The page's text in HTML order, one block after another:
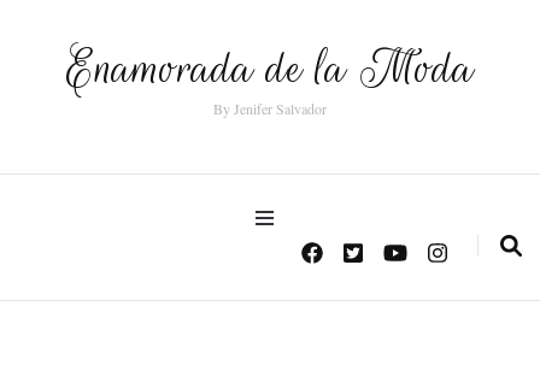
Enamorada de la Moda
By Jenifer Salvador